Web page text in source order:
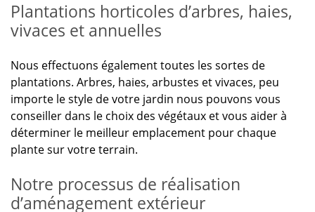
Plantations horticoles d’arbres, haies,
vivaces et annuelles
Nous effectuons également toutes les sortes de
plantations. Arbres, haies, arbustes et vivaces, peu
importe le style de votre jardin nous pouvons vous
conseiller dans le choix des végétaux et vous aider à
déterminer le meilleur emplacement pour chaque
plante sur votre terrain.
Notre processus de réalisation
d’aménagement extérieur